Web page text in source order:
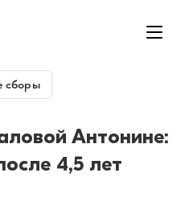
сборы
Антонине:
4,5 лет